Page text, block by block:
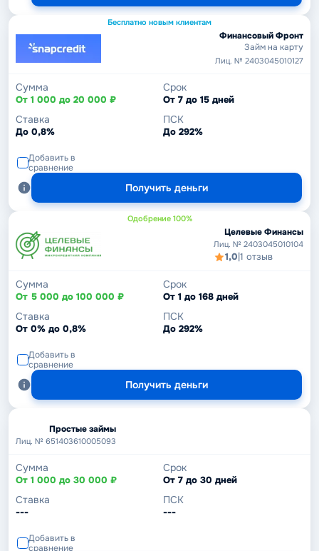
Бесплатно новым клиентам
Финансовый Фронт
Займ на карту
Лиц. № 2403045010127
Сумма
От 1 000 до 20 000 ₽
Срок
От 7 до 15 дней
Ставка
До 0,8%
ПСК
До 292%
Добавить в
сравнение
Получить деньги
Одобрение 100%
Целевые Финансы
Лиц. № 2403045010104
1,0|1 отзыв
Сумма
От 5 000 до 100 000 ₽
Срок
От 1 до 168 дней
Ставка
От 0% до 0,8%
ПСК
До 292%
Добавить в
сравнение
Получить деньги
Простые займы
Лиц. № 651403610005093
Сумма
От 1 000 до 30 000 ₽
Срок
От 7 до 30 дней
Ставка
---
ПСК
---
Добавить в
сравнение